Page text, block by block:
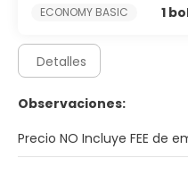
ECONOMY BASIC
1
Detalles
Observaciones:
Precio NO Incluye FEE de